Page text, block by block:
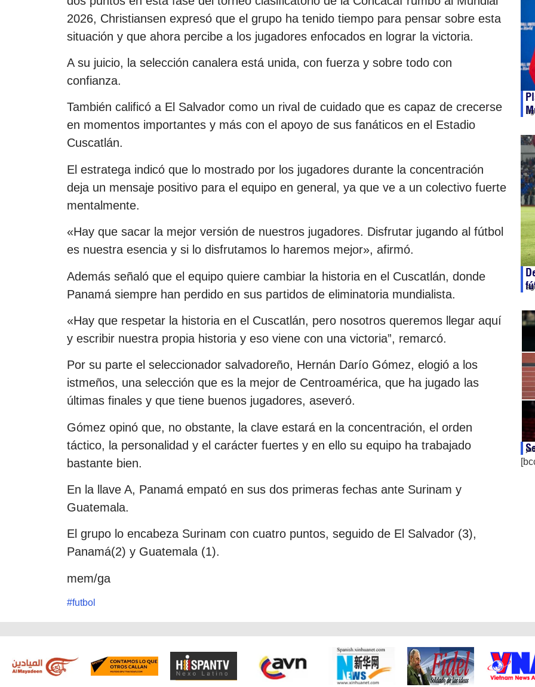
2026, Christiansen expresó que el grupo ha tenido tiempo para pensar sobre esta
situación y que ahora percibe a los jugadores enfocados en lograr la victoria.
A su juicio, la selección canalera está unida, con fuerza y sobre todo con
confianza.
También calificó a El Salvador como un rival de cuidado que es capaz de crecerse
en momentos importantes y más con el apoyo de sus fanáticos en el Estadio
Cuscatlán.
El estratega indicó que lo mostrado por los jugadores durante la concentración
deja un mensaje positivo para el equipo en general, ya que ve a un colectivo fuerte
mentalmente.
«Hay que sacar la mejor versión de nuestros jugadores. Disfrutar jugando al fútbol
es nuestra esencia y si lo disfrutamos lo haremos mejor», afirmó.
Además señaló que el equipo quiere cambiar la historia en el Cuscatlán, donde
Panamá siempre han perdido en sus partidos de eliminatoria mundialista.
«Hay que respetar la historia en el Cuscatlán, pero nosotros queremos llegar aquí
y escribir nuestra propia historia y eso viene con una victoria”, remarcó.
Por su parte el seleccionador salvadoreño, Hernán Darío Gómez, elogió a los
istmeños, una selección que es la mejor de Centroamérica, que ha jugado las
últimas finales y que tiene buenos jugadores, aseveró.
Gómez opinó que, no obstante, la clave estará en la concentración, el orden
táctico, la personalidad y el carácter fuertes y en ello su equipo ha trabajado
bastante bien.
En la llave A, Panamá empató en sus dos primeras fechas ante Surinam y
Guatemala.
El grupo lo encabeza Surinam con cuatro puntos, seguido de El Salvador (3),
Panamá(2) y Guatemala (1).
mem/ga
#futbol